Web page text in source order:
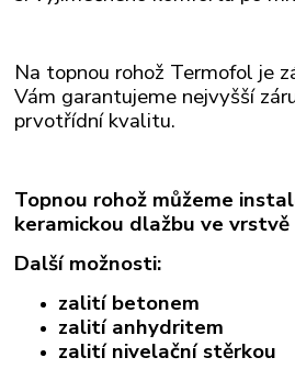
Na topnou rohož Termofol je
Vám garantujeme nejvyšší
prvotřídní kvalitu.
Topnou rohož můžeme
keramickou dlažbu ve
Další možnosti:
zalití betonem
zalití anhydritem
zalití nivelační stěrkou